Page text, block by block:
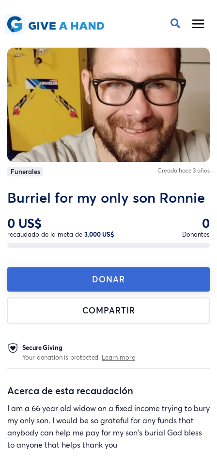
Funerales Creada hace 3 años
Burriel for my only son Ronnie
0 US$
recaudado de la meta de 3.000 US$
0
Donantes
DONAR
COMPARTIR
Secure Giving
Your donation is protected. Learn more
Acerca de esta recaudación
I am a 66 year old widow on a fixed income trying to bury
my only son. I would be so grateful for any funds that
anybody can help me pay for my son's burial God bless
to anyone that helps thank you